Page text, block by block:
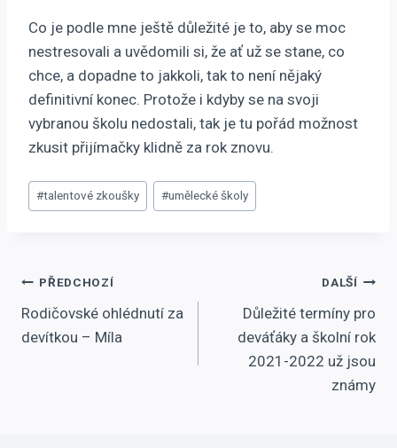
Co je podle mne ještě důležité je to, aby se moc
nestresovali a uvědomili si, že ať už se stane, co
chce, a dopadne to jakkoli, tak to není nějaký
definitivní konec. Protože i kdyby se na svoji
vybranou školu nedostali, tak je tu pořád možnost
zkusit přijímačky klidně za rok znovu.
Štítky
příspěvků:
#talentové zkoušky #umělecké školy
Navigace
pro
PŘEDCHOZÍ
Rodičovské ohlédnutí za
devítkou – Míla
DALŠÍ
Důležité termíny pro
deváťáky a školní rok
2021-2022 už jsou
známy